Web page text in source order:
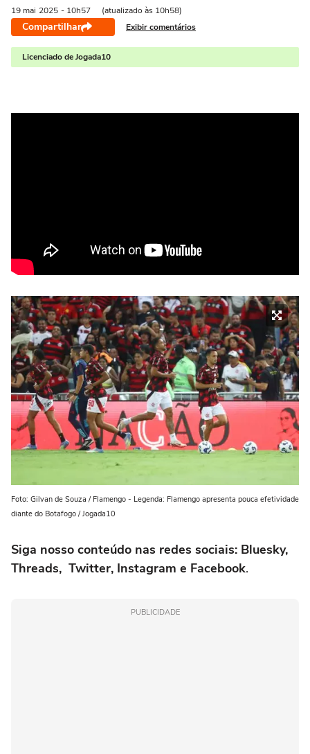
19 mai 2025 - 10h57 (atualizado às 10h58)
Compartilhar Exibir comentários
Licenciado de Jogada10
Foto: Gilvan de Souza / Flamengo - Legenda: Flamengo apresenta pouca efetividade
diante do Botafogo / Jogada10
Siga nosso conteúdo nas redes sociais: Bluesky,
Threads, Twitter, Instagram e Facebook.
PUBLICIDADE